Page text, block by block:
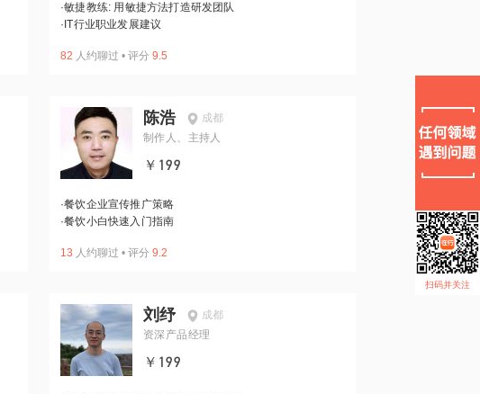
·敏捷教练: 用敏捷方法打造研发团队
· IT行业职业发展建议
82 人约聊过 • 评分 9.5
陈浩
成都
制作人、主持人
￥199
·餐饮企业宣传推广策略
·餐饮小白快速入门指南
13 人约聊过 • 评分 9.2
刘纾
成都
资深产品经理
￥199
扫码并关注